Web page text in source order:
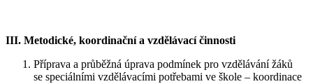
III. Metodické, koordinační a vzdělávací činnosti
Příprava a průběžná úprava podmínek pro vzdělávání žáků
se speciálními vzdělávacími potřebami ve škole – koordinace